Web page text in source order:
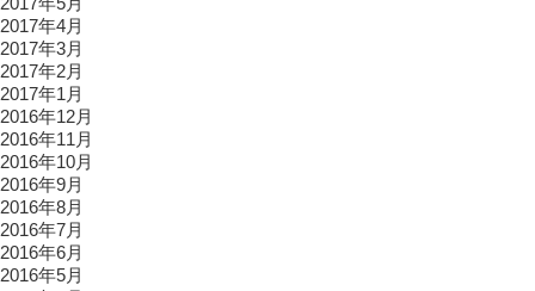
2017年4月
2017年3月
2017年2月
2017年1月
2016年12月
2016年11月
2016年10月
2016年9月
2016年8月
2016年7月
2016年6月
2016年5月